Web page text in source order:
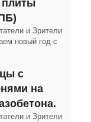
плиты
и Зрители
новый год с
с
на
и Зрители